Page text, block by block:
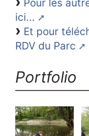
Pour les
ici...
Et pour
RDV du Parc
Portfolio